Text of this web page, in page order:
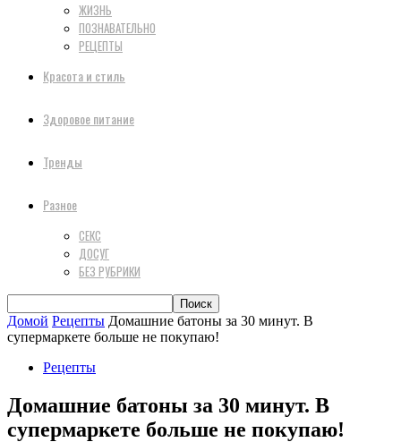
ЖИЗНЬ
ПОЗНАВАТЕЛЬНО
РЕЦЕПТЫ
Красота и стиль
Здоровое питание
Тренды
Разное
СЕКС
ДОСУГ
БЕЗ РУБРИКИ
Домой Рецепты Домашние батоны за 30 минут. В
супермаркете больше не покупаю!
Рецепты
Домашние батоны за 30 минут. В
супермаркете больше не покупаю!